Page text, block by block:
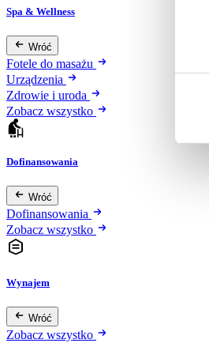
Spa & Wellness
Wróć
Fotele do masażu
Urządzenia
Zdrowie i uroda
Zobacz wszystko
Dofinansowania
Wróć
Dofinansowania
Zobacz wszystko
Wynajem
Wróć
Zobacz wszystko